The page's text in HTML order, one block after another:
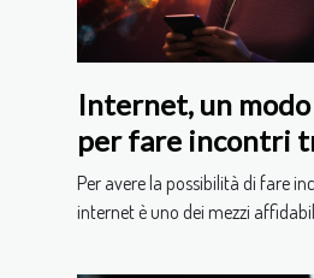
Internet, un
per fare incontri
Per avere la possibilità di fare
internet è uno dei mezzi